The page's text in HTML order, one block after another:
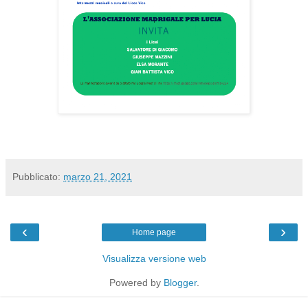
Pubblicato: marzo 21, 2021
‹ ›
Home page
Visualizza versione web
Powered by Blogger.